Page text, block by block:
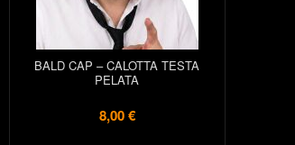
BALD CAP – CALOTTA TESTA
PELATA
8,00 €